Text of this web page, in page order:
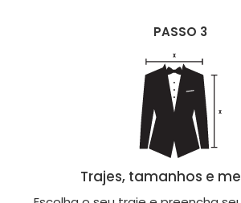
PASSO 3
Trajes, tamanhos e